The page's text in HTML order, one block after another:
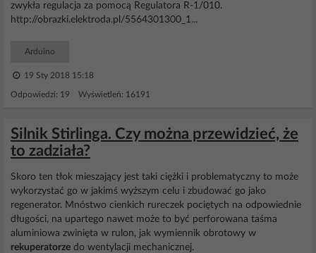
zwykła regulacja za pomocą Regulatora R-1/010.
http://obrazki.elektroda.pl/5564301300_1...
Arduino
19 Sty 2018 15:18
Odpowiedzi: 19 Wyświetleń: 16191
Silnik Stirlinga. Czy można przewidzieć, że
to zadziała?
Skoro ten tłok mieszający jest taki ciężki i problematyczny to może
wykorzystać go w jakimś wyższym celu i zbudować go jako
regenerator. Mnóstwo cienkich rureczek pociętych na odpowiednie
długości, na upartego nawet może to być perforowana taśma
aluminiowa zwinięta w rulon, jak wymiennik obrotowy w
rekuperatorze do wentylacji mechanicznej.